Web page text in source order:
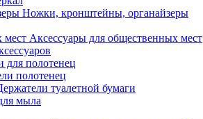
Ножки, кронштейны, органайзеры
Аксессуары для общественных мест
для полотенец
полотенец
туалетной бумаги
мыла